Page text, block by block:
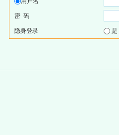
密 码
隐身登录